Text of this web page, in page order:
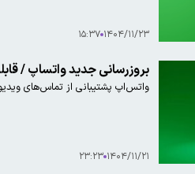
۱۴۰۴/۱۱/۲۳ ۱۵:۳۷
بروزرسانی جدید واتساپ /
واتس‌اپ پشتیبانی از تماس‌های ویدیویی و صوتی را از طریق برنامه
۱۴۰۴/۱۱/۲۱ ۲۳:۲۳